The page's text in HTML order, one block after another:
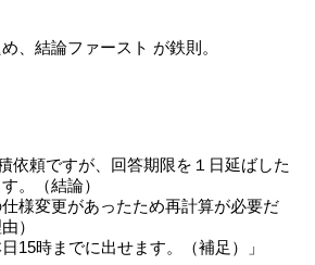
、結論ファースト が鉄則。
依頼ですが、回答期限を１日延ばした
。（結論）
様変更があったため再計算が必要だ
）
15時までに出せます。（補足）」